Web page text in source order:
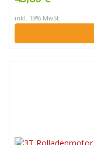
inkl. 19% MwSt.